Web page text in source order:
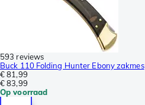
593 reviews
Buck 110 Folding Hunter Ebony zakmes
€ 81,99
€ 83,99
Op voorraad